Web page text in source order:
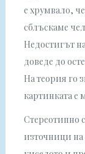
е хрумвало,
сблъскаме
Недостигът
доведе до
На теория го
картинката е
Стереотипно
източници на